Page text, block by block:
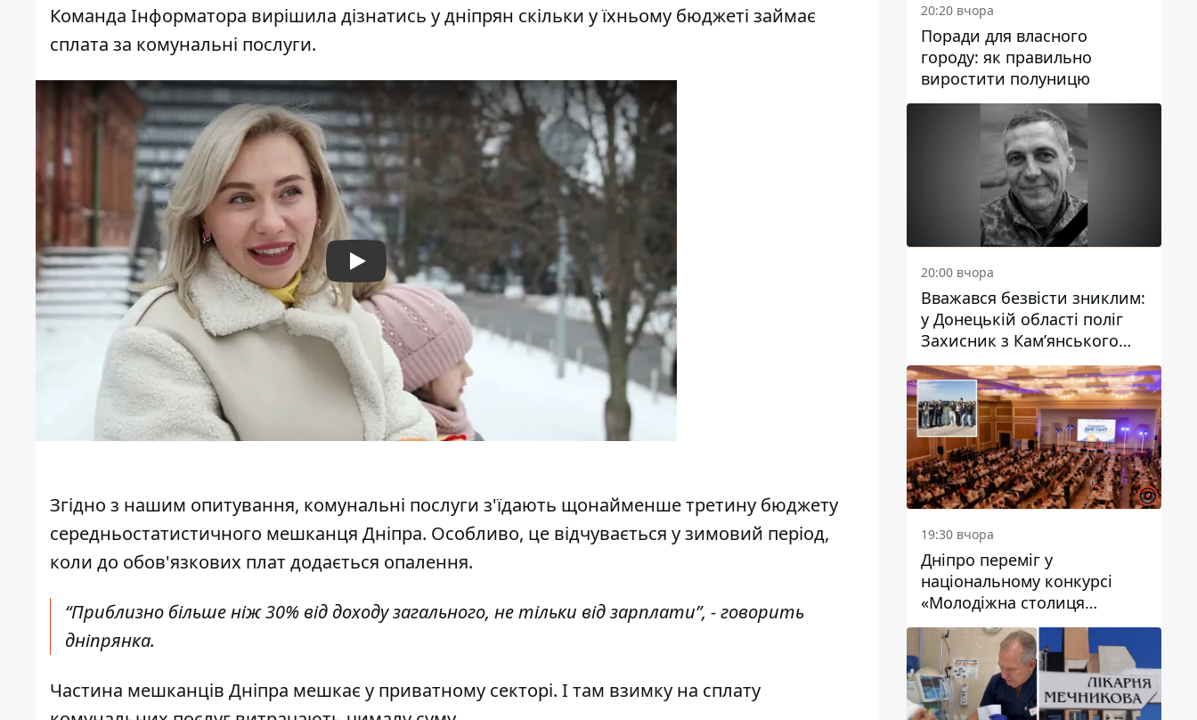
Команда Інформатора вирішила дізнатись у дніпрян скільки у їхньому бюджеті займає
сплата за комунальні послуги.
Play
Згідно з нашим опитування, комунальні послуги з'їдають щонайменше третину бюджету
середньостатистичного мешканця Дніпра. Особливо, це відчувається у зимовий період,
коли до обов'язкових плат додається опалення.
“Приблизно більше ніж 30% від доходу загального, не тільки від зарплати”, - говорить
дніпрянка.
Частина мешканців Дніпра мешкає у приватному секторі. І там взимку на сплату
20:20 вчора
Поради для власного
городу: як правильно
виростити полуницю
20:00 вчора
Вважався безвісти зниклим:
у Донецькій області поліг
Захисник з Кам’янського
Антон Красовський
19:30 вчора
Дніпро переміг у
національному конкурсі
«Молодіжна столиця
України – 2026»